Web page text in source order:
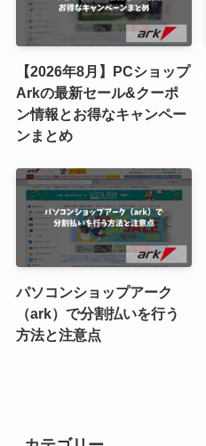
【2026年8月】PCショップ
Arkの最新セール&クーポ
ン情報とお得なキャンペー
ンまとめ
パソコンショップアーク
（ark）で分割払いを行う
方法と注意点